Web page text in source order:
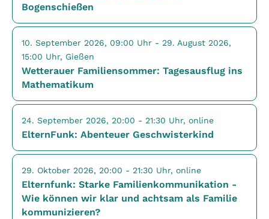
Bogenschießen
10. September 2026, 09:00 Uhr - 29. August 2026,
15:00 Uhr, Gießen
Wetterauer Familiensommer: Tagesausflug ins
Mathematikum
24. September 2026, 20:00 - 21:30 Uhr, online
ElternFunk: Abenteuer Geschwisterkind
29. Oktober 2026, 20:00 - 21:30 Uhr, online
Elternfunk: Starke Familienkommunikation -
Wie können wir klar und achtsam als Familie
kommunizieren?